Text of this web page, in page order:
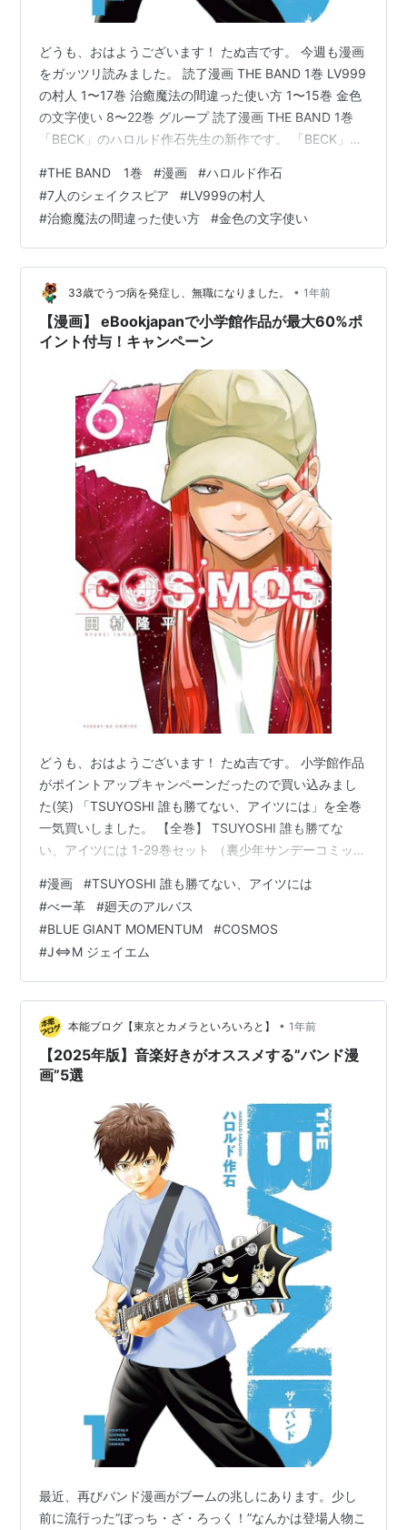
どうも、おはようございます！ たぬ吉です。 今週も漫画
をガッツリ読みました。 読了漫画 THE BAND 1巻 LV999
の村人 1〜17巻 治癒魔法の間違った使い方 1〜15巻 金色
の文字使い 8〜22巻 グループ 読了漫画 THE BAND 1巻
「BECK」のハロルド作石先生の新作です。 「BECK」が
面白いですね。 「BECK」とはまた違った目線になって
いて続きが気になる・買いたくなる作品でした。 個性的
な超絶ドラマーからの誘い。今後どんな展開になってい
くのか楽しみ♪ ところで「７人のシェイクスピア」はもう
完結したのですか？ 結構楽し…
#THE BAND 1巻 #漫画 #ハロルド作石
#7人のシェイクスピア #LV999の村人
#治癒魔法の間違った使い方 #金色の文字使い
33歳でうつ病を発症し、無職になりました。 • 1年前
【漫画】 eBookjapanで小学館作品が最大60%ポ
イント付与！キャンペーン
どうも、おはようございます！ たぬ吉です。 小学館作品
がポイントアップキャンペーンだったので買い込みまし
た(笑) 「TSUYOSHI 誰も勝てない、アイツには」を全巻
一気買いしました。 【全巻】 TSUYOSHI 誰も勝てな
い、アイツには 1-29巻セット （裏少年サンデーコミック
ー革」も全巻一気買いしました。 ベー革（1） （ゲッサ
ン少年サンデーコミックス） [ クロマツ テツロウ ]価格:
792 円楽天で詳細を見る ベー革（2） （ゲッサン少年サ
ンデーコミックス） [ クロマツ テツロウ ]価格: 792 円楽
天で詳細を…
#漫画 #TSUYOSHI 誰も勝てない、アイツには
#べー革 #廻天のアルバス
#BLUE GIANT MOMENTUM #COSMOS
#J⇔M ジェイエム
本能ブログ【東京とカメラといろいろと】 • 1年前
【2025年版】音楽好きがオススメする”バンド漫
画”5選
最近、再びバンド漫画がブームの兆しにあります。少し
前に流行った”ぼっち・ざ・ろっく！”なんかは登場人物こ